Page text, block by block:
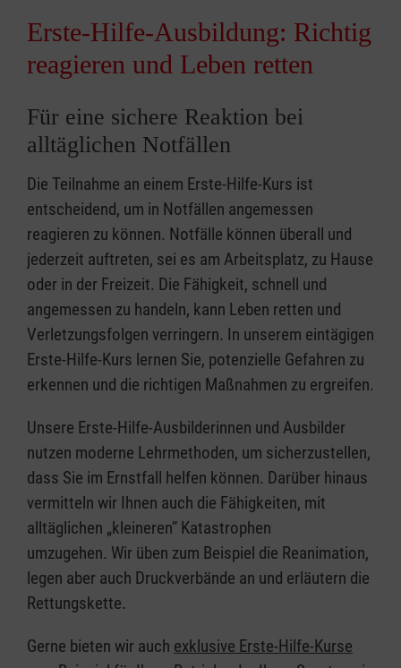
Erste-Hilfe-Ausbildung: Richtig
reagieren und Leben retten
Für eine sichere Reaktion bei
alltäglichen Notfällen
Die Teilnahme an einem Erste-Hilfe-Kurs ist
entscheidend, um in Notfällen angemessen
reagieren zu können. Notfälle können überall und
jederzeit auftreten, sei es am Arbeitsplatz, zu Hause
oder in der Freizeit. Die Fähigkeit, schnell und
angemessen zu handeln, kann Leben retten und
Verletzungsfolgen verringern. In unserem eintägigen
Erste-Hilfe-Kurs lernen Sie, potenzielle Gefahren zu
erkennen und die richtigen Maßnahmen zu ergreifen.
Unsere Erste-Hilfe-Ausbilderinnen und Ausbilder
nutzen moderne Lehrmethoden, um sicherzustellen,
dass Sie im Ernstfall helfen können. Darüber hinaus
vermitteln wir Ihnen auch die Fähigkeiten, mit
alltäglichen „kleineren” Katastrophen
umzugehen. Wir üben zum Beispiel die Reanimation,
legen aber auch Druckverbände an und erläutern die
Rettungskette.
Gerne bieten wir auch exklusive Erste-Hilfe-Kurse